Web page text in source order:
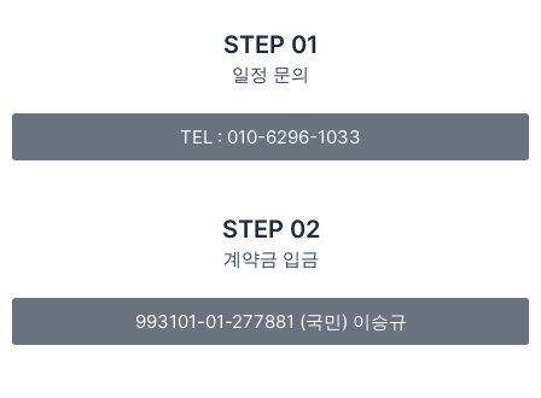
STEP 01
일정 문의
TEL : 010-6296-1033
STEP 02
계약금 입금
993101-01-277881 (국민) 이승규